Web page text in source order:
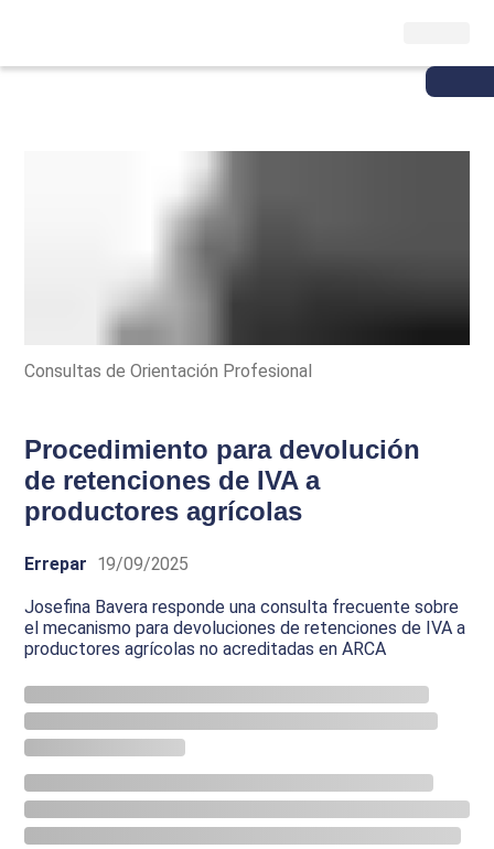
Consultas de Orientación Profesional
Procedimiento para devolución
de retenciones de IVA a
productores agrícolas
Errepar 19/09/2025
Josefina Bavera responde una consulta frecuente sobre
el mecanismo para devoluciones de retenciones de IVA a
productores agrícolas no acreditadas en ARCA